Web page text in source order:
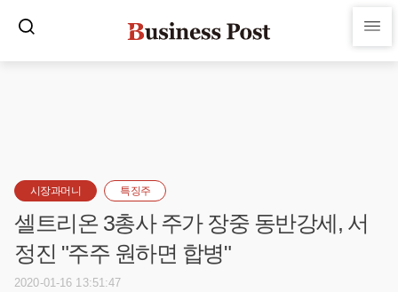
시장과머니 특징주
셀트리온 3총사 주가 장중 동반강세, 서
정진 "주주 원하면 합병"
2020-01-16 13:51:47